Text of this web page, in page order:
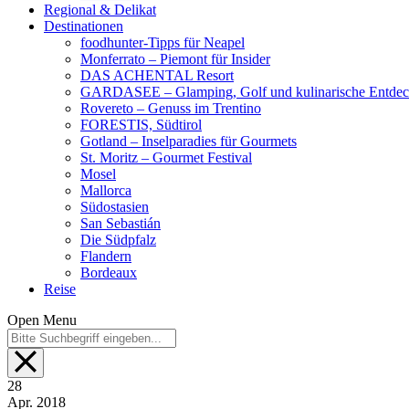
Regional & Delikat
Destinationen
foodhunter-Tipps für Neapel
Monferrato – Piemont für Insider
DAS ACHENTAL Resort
GARDASEE – Glamping, Golf und kulinarische
Rovereto – Genuss im Trentino
FORESTIS, Südtirol
Gotland – Inselparadies für Gourmets
St. Moritz – Gourmet Festival
Mosel
Mallorca
Südostasien
San Sebastián
Die Südpfalz
Flandern
Bordeaux
Reise
Open Menu
28
Apr. 2018